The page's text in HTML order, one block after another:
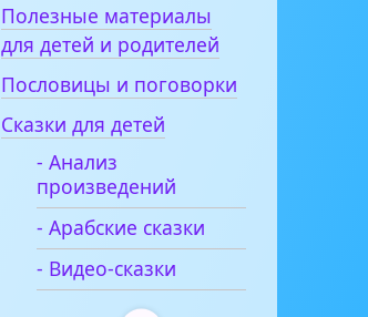
Полезные материалы
для детей и родителей
Пословицы и поговорки
Сказки для детей
- Анализ
произведений
- Арабские сказки
- Видео-сказки